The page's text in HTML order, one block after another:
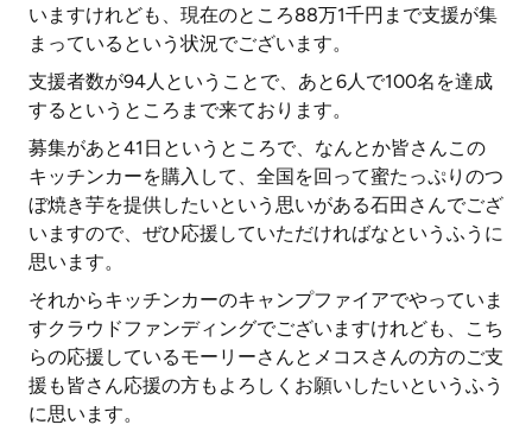
いますけれども、現在のところ88万1千円まで支援が集
まっているという状況でございます。
支援者数が94人ということで、あと6人で100名を達成
するというところまで来ております。
募集があと41日というところで、なんとか皆さんこの
キッチンカーを購入して、全国を回って蜜たっぷりのつ
ぼ焼き芋を提供したいという思いがある石田さんでござ
いますので、ぜひ応援していただければなというふうに
思います。
それからキッチンカーのキャンプファイアでやっていま
すクラウドファンディングでございますけれども、こち
らの応援しているモーリーさんとメコスさんの方のご支
援も皆さん応援の方もよろしくお願いしたいというふう
に思います。